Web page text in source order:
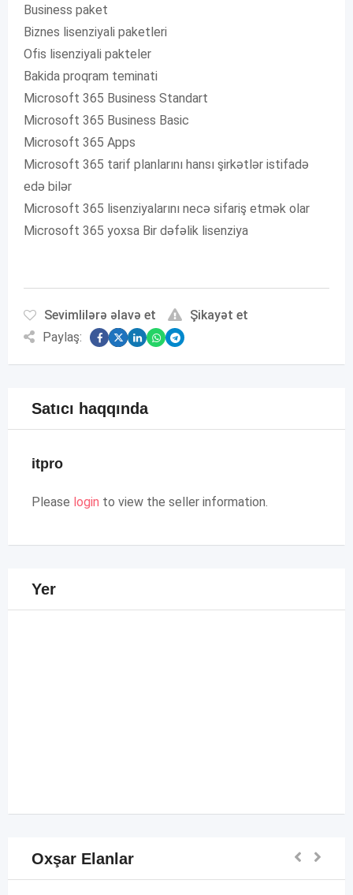
Business paket
Biznes lisenziyali paketleri
Ofis lisenziyali pakteler
Bakida proqram teminati
Microsoft 365 Business Standart
Microsoft 365 Business Basic
Microsoft 365 Apps
Microsoft 365 tarif planlarını hansı şirkətlər istifadə
edə bilər
Microsoft 365 lisenziyalarını necə sifariş etmək olar
Microsoft 365 yoxsa Bir dəfəlik lisenziya
Sevimlilərə əlavə et
Şikayət et
Paylaş:
Satıcı haqqında
itpro
Please login to view the seller information.
Yer
Oxşar Elanlar